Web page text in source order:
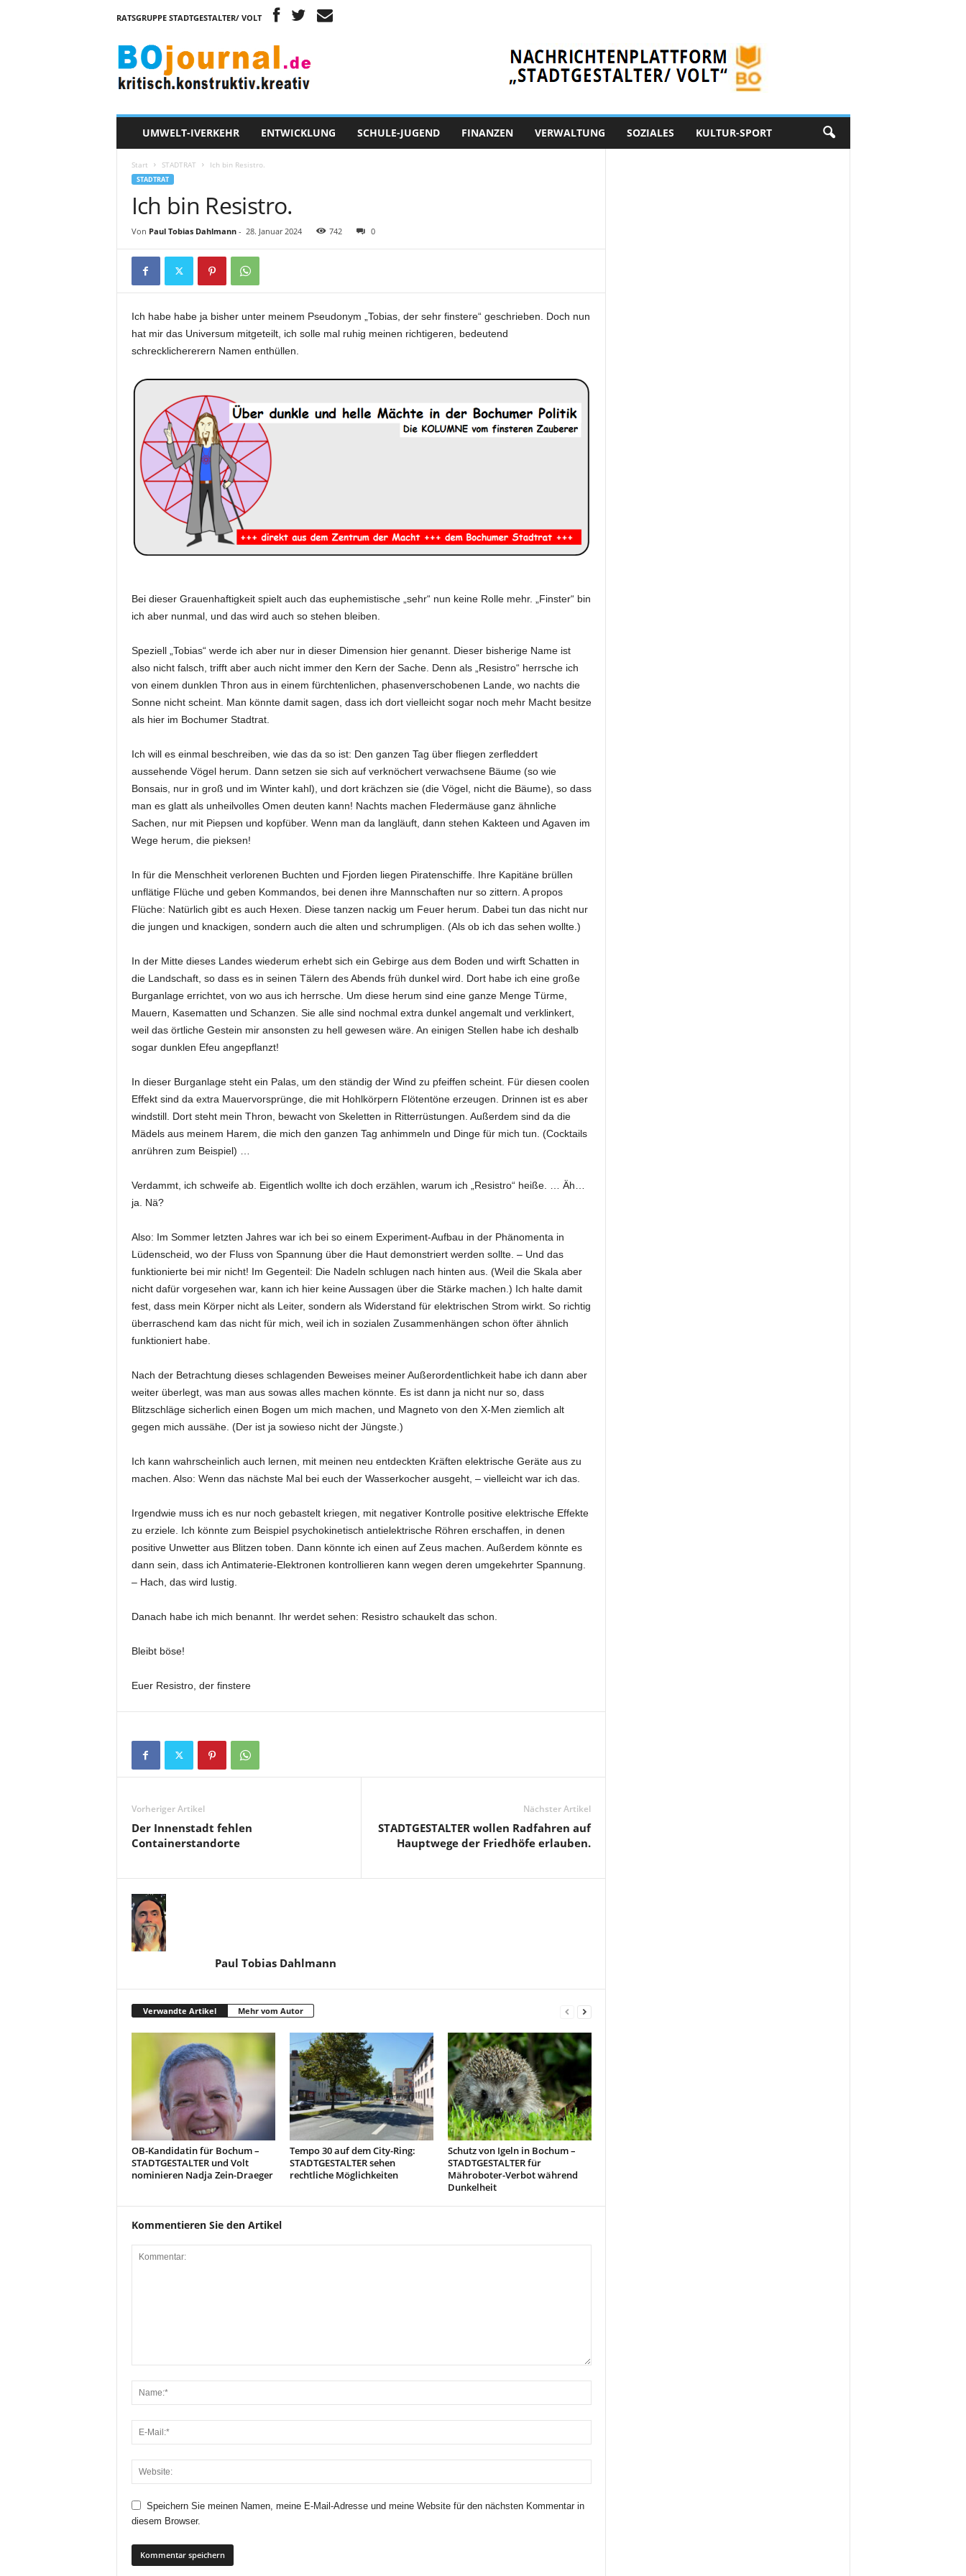
RATSGRUPPE STADTGESTALTER/ VOLT
O
o
UMWELT-IVERKEHR ENTWICKLUNG SCHULE-JUGEND FINANZEN VERWALTUNG SOZIALES KULTUR-SPORT
Start STADTRAT Ich bin Resistro.
STADTRAT
Ich bin Resistro.
Von Paul Tobias Dahlmann- 28. Januar 2024 742 0
Ich habe habe ja bisher unter meinem Pseudonym „Tobias, der sehr finstere“ geschrieben. Doch nun
hat mir das Universum mitgeteilt, ich solle mal ruhig meinen richtigeren, bedeutend
schrecklichererern Namen enthüllen.
Bei dieser Grauenhaftigkeit spielt auch das euphemistische „sehr“ nun keine Rolle mehr. „Finster“ bin
ich aber nunmal, und das wird auch so stehen bleiben.
Speziell „Tobias“ werde ich aber nur in dieser Dimension hier genannt. Dieser bisherige Name ist
also nicht falsch, trifft aber auch nicht immer den Kern der Sache. Denn als „Resistro“ herrsche ich
von einem dunklen Thron aus in einem fürchtenlichen, phasenverschobenen Lande, wo nachts die
Sonne nicht scheint. Man könnte damit sagen, dass ich dort vielleicht sogar noch mehr Macht besitze
als hier im Bochumer Stadtrat.
Ich will es einmal beschreiben, wie das da so ist: Den ganzen Tag über fliegen zerfleddert
aussehende Vögel herum. Dann setzen sie sich auf verknöchert verwachsene Bäume (so wie
Bonsais, nur in groß und im Winter kahl), und dort krächzen sie (die Vögel, nicht die Bäume), so dass
man es glatt als unheilvolles Omen deuten kann! Nachts machen Fledermäuse ganz ähnliche
Sachen, nur mit Piepsen und kopfüber. Wenn man da langläuft, dann stehen Kakteen und Agaven im
Wege herum, die pieksen!
In für die Menschheit verlorenen Buchten und Fjorden liegen Piratenschiffe. Ihre Kapitäne brüllen
unflätige Flüche und geben Kommandos, bei denen ihre Mannschaften nur so zittern. A propos
Flüche: Natürlich gibt es auch Hexen. Diese tanzen nackig um Feuer herum. Dabei tun das nicht nur
die jungen und knackigen, sondern auch die alten und schrumpligen. (Als ob ich das sehen wollte.)
In der Mitte dieses Landes wiederum erhebt sich ein Gebirge aus dem Boden und wirft Schatten in
die Landschaft, so dass es in seinen Tälern des Abends früh dunkel wird. Dort habe ich eine große
Burganlage errichtet, von wo aus ich herrsche. Um diese herum sind eine ganze Menge Türme,
Mauern, Kasematten und Schanzen. Sie alle sind nochmal extra dunkel angemalt und verklinkert,
weil das örtliche Gestein mir ansonsten zu hell gewesen wäre. An einigen Stellen habe ich deshalb
sogar dunklen Efeu angepflanzt!
In dieser Burganlage steht ein Palas, um den ständig der Wind zu pfeiffen scheint. Für diesen coolen
Effekt sind da extra Mauervorsprünge, die mit Hohlkörpern Flötentöne erzeugen. Drinnen ist es aber
windstill. Dort steht mein Thron, bewacht von Skeletten in Ritterrüstungen. Außerdem sind da die
Mädels aus meinem Harem, die mich den ganzen Tag anhimmeln und Dinge für mich tun. (Cocktails
anrühren zum Beispiel) …
Verdammt, ich schweife ab. Eigentlich wollte ich doch erzählen, warum ich „Resistro“ heiße. … Äh…
ja. Nä?
Also: Im Sommer letzten Jahres war ich bei so einem Experiment-Aufbau in der Phänomenta in
Lüdenscheid, wo der Fluss von Spannung über die Haut demonstriert werden sollte. – Und das
funktionierte bei mir nicht! Im Gegenteil: Die Nadeln schlugen nach hinten aus. (Weil die Skala aber
nicht dafür vorgesehen war, kann ich hier keine Aussagen über die Stärke machen.) Ich halte damit
fest, dass mein Körper nicht als Leiter, sondern als Widerstand für elektrischen Strom wirkt. So richtig
überraschend kam das nicht für mich, weil ich in sozialen Zusammenhängen schon öfter ähnlich
funktioniert habe.
Nach der Betrachtung dieses schlagenden Beweises meiner Außerordentlichkeit habe ich dann aber
weiter überlegt, was man aus sowas alles machen könnte. Es ist dann ja nicht nur so, dass
Blitzschläge sicherlich einen Bogen um mich machen, und Magneto von den X-Men ziemlich alt
gegen mich aussähe. (Der ist ja sowieso nicht der Jüngste.)
Ich kann wahrscheinlich auch lernen, mit meinen neu entdeckten Kräften elektrische Geräte aus zu
machen. Also: Wenn das nächste Mal bei euch der Wasserkocher ausgeht, – vielleicht war ich das.
Irgendwie muss ich es nur noch gebastelt kriegen, mit negativer Kontrolle positive elektrische Effekte
zu erziele. Ich könnte zum Beispiel psychokinetisch antielektrische Röhren erschaffen, in denen
positive Unwetter aus Blitzen toben. Dann könnte ich einen auf Zeus machen. Außerdem könnte es
dann sein, dass ich Antimaterie-Elektronen kontrollieren kann wegen deren umgekehrter Spannung.
– Hach, das wird lustig.
Danach habe ich mich benannt. Ihr werdet sehen: Resistro schaukelt das schon.
Bleibt böse!
Euer Resistro, der finstere
Vorheriger Artikel
Der Innenstadt fehlen
Containerstandorte
Nächster Artikel
STADTGESTALTER wollen Radfahren auf
Hauptwege der Friedhöfe erlauben.
Paul Tobias Dahlmann
Verwandte Artikel Mehr vom Autor
OB-Kandidatin für Bochum –
STADTGESTALTER und Volt
nominieren Nadja Zein-Draeger
Tempo 30 auf dem City-Ring:
STADTGESTALTER sehen
rechtliche Möglichkeiten
Schutz von Igeln in Bochum –
STADTGESTALTER für
Mähroboter-Verbot während
Dunkelheit
Kommentieren Sie den Artikel
Speichern Sie meinen Namen, meine E-Mail-Adresse und meine Website für den nächsten Kommentar in
diesem Browser.